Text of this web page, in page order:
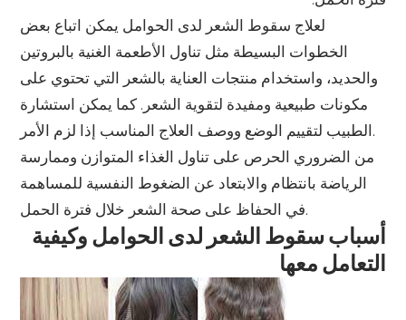
لعلاج سقوط الشعر لدى الحوامل يمكن اتباع بعض
الخطوات البسيطة مثل تناول الأطعمة الغنية بالبروتين
والحديد، واستخدام منتجات العناية بالشعر التي تحتوي على
مكونات طبيعية ومفيدة لتقوية الشعر. كما يمكن استشارة
الطبيب لتقييم الوضع ووصف العلاج المناسب إذا لزم الأمر.
من الضروري الحرص على تناول الغذاء المتوازن وممارسة
الرياضة بانتظام والابتعاد عن الضغوط النفسية للمساهمة
في الحفاظ على صحة الشعر خلال فترة الحمل.
أسباب سقوط الشعر لدى الحوامل وكيفية
التعامل معها